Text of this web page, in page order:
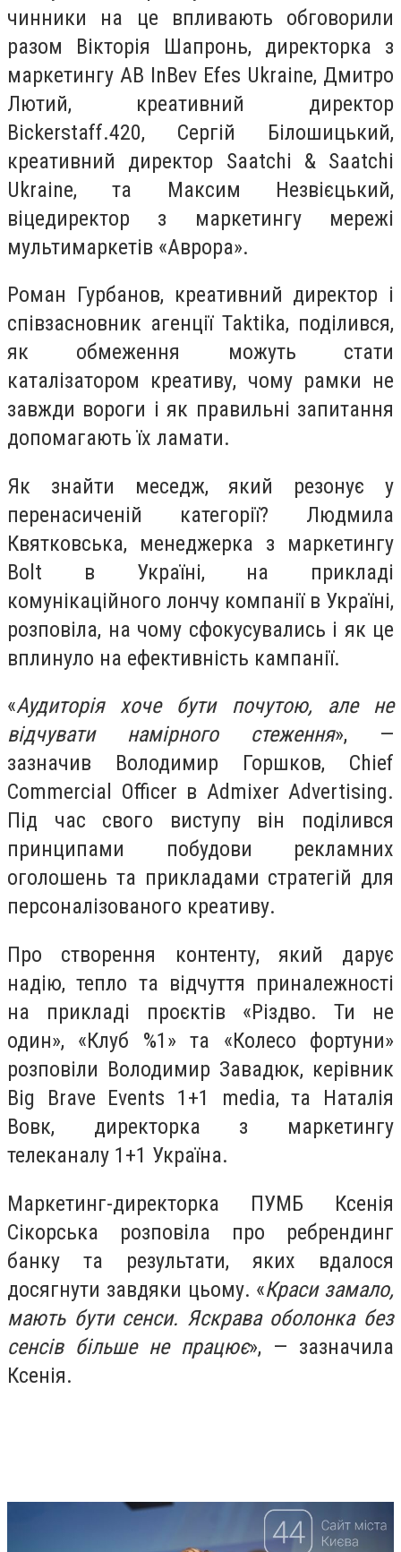
чинники на це впливають обговорили
разом Вікторія Шапронь, директорка з
маркетингу AB InBev Efes Ukraine, Дмитро
Лютий, креативний директор
Bickerstaff.420, Сергій Білошицький,
креативний директор Saatchi & Saatchi
Ukraine, та Максим Незвієцький,
віцедиректор з маркетингу мережі
мультимаркетів «Аврора».
Роман Гурбанов, креативний директор і
співзасновник агенції Taktika, поділився,
як обмеження можуть стати
каталізатором креативу, чому рамки не
завжди вороги і як правильні запитання
допомагають їх ламати.
Як знайти меседж, який резонує у
перенасиченій категорії? Людмила
Квятковська, менеджерка з маркетингу
Bolt в Україні, на прикладі
комунікаційного лончу компанії в Україні,
розповіла, на чому сфокусувались і як це
вплинуло на ефективність кампанії.
«Аудиторія хоче бути почутою, але не
відчувати намірного стеження», —
зазначив Володимир Горшков, Сhief
Сommercial Officer в Admixer Advertising.
Під час свого виступу він поділився
принципами побудови рекламних
оголошень та прикладами стратегій для
персоналізованого креативу.
Про створення контенту, який дарує
надію, тепло та відчуття приналежності
на прикладі проєктів «Різдво. Ти не
один», «Клуб %1» та «Колесо фортуни»
розповіли Володимир Завадюк, керівник
Big Brave Events 1+1 media, та Наталія
Вовк, директорка з маркетингу
телеканалу 1+1 Україна.
Маркетинг-директорка ПУМБ Ксенія
Сікорська розповіла про ребрендинг
банку та результати, яких вдалося
досягнути завдяки цьому. «Краси замало,
мають бути сенси. Яскрава оболонка без
сенсів більше не працює», — зазначила
Ксенія.